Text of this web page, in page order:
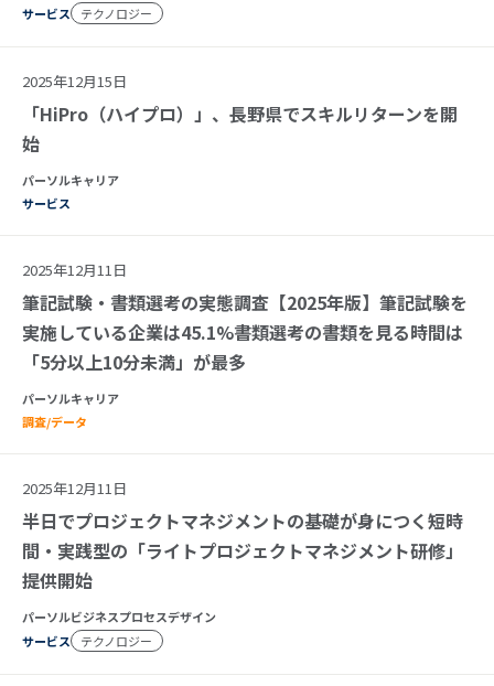
サービス テクノロジー
2025年12月15日
「HiPro（ハイプロ）」、長野県でスキルリターンを開
始
パーソルキャリア
サービス
2025年12月11日
筆記試験・書類選考の実態調査【2025年版】筆記試験を
実施している企業は45.1%書類選考の書類を見る時間は
「5分以上10分未満」が最多
パーソルキャリア
調査/データ
2025年12月11日
半日でプロジェクトマネジメントの基礎が身につく短時
間・実践型の「ライトプロジェクトマネジメント研修」
提供開始
パーソルビジネスプロセスデザイン
サービス
テクノロジー